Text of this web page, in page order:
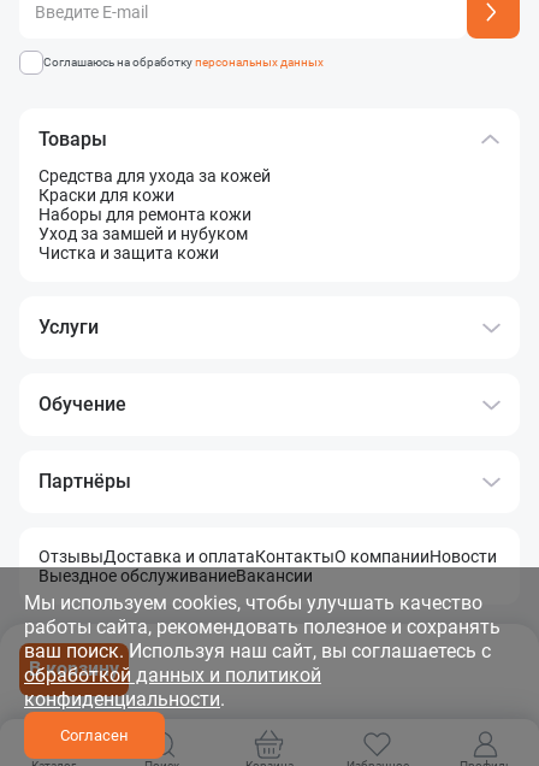
В корзину
Адрес подписки успешно добавлен
Соглашаюсь на обработкуперсональных данных
Товары
Средства для ухода за кожей
Краски для кожи
Наборы для ремонта кожи
Уход за замшей и нубуком
Чистка и защита кожи
Услуги
Обучение
Партнёры
ОтзывыДоставка и оплатаКонтактыО компанииНовости
Выездное обслуживаниеВакансии
© 2011 - 2026 OOO «Летэк» Все права защищены
Политика обработки и защита данныхПравила использования материалов сайта
Карта сайта
Мы используем cookies, чтобы улучшать качество
работы сайта, рекомендовать полезное и сохранять
ваш поиск. Используя наш сайт, вы соглашаетесь с
обработкой данных и политикой
конфиденциальности.
Согласен